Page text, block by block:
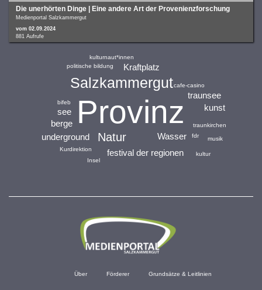
Die unerhörten Dinge | Eine andere Art der Provenienzforschung
Medienportal Salzkammergut
vom 02.09.2024
881 Aufrufe
Provinz
Salzkammergut
Natur Wasser
Kraftplatz
festival der regionen
see
traunsee
berge
underground
kunst
traunkirchen
cafe-casino
Kurdirektion
bifeb
fdr
politische bildung
kulturnaut*innen
Insel
musik
kultur
Über Förderer Grundsätze & Leitlinien